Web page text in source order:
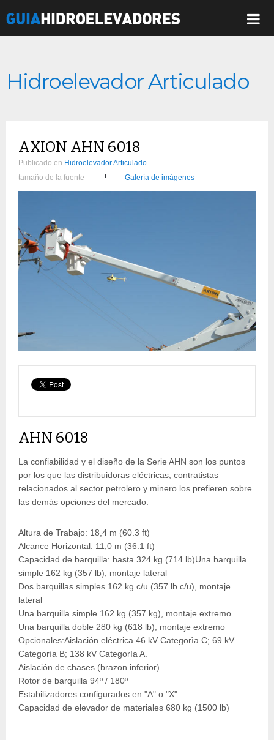
Hidroelevador Articulado
AXION AHN 6018
Publicado en Hidroelevador Articulado
tamaño de la fuente
Galería de imágenes
AHN 6018
La confiabilidad y el diseño de la Serie AHN son los puntos
por los que las distribuidoras eléctricas, contratistas
relacionados al sector petrolero y minero los prefieren sobre
las demás opciones del mercado.
Altura de Trabajo: 18,4 m (60.3 ft)
Alcance Horizontal: 11,0 m (36.1 ft)
Capacidad de barquilla: hasta 324 kg (714 lb)Una barquilla
simple 162 kg (357 lb), montaje lateral
Dos barquillas simples 162 kg c/u (357 lb c/u), montaje
lateral
Una barquilla simple 162 kg (357 kg), montaje extremo
Una barquilla doble 280 kg (618 lb), montaje extremo
Opcionales:Aislación eléctrica 46 kV Categorìa C; 69 kV
Categorìa B; 138 kV Categorìa A.
Aislación de chases (brazon inferior)
Rotor de barquilla 94º / 180º
Estabilizadores configurados en "A" o "X".
Capacidad de elevador de materiales 680 kg (1500 lb)